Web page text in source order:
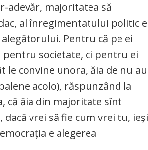
adevăr, majoritatea să
al înregimentatului politic e
Pentru că pe ei
pentru societate, ci pentru ei
le convine unora, ăia de nu au
acolo), răspunzând la
că ăia din majoritate sînt
vrei să fie cum vrei tu, ieși
e alegerea